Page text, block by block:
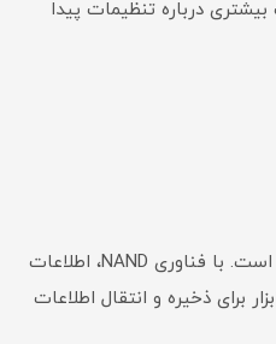
درباره تنظیمات پیدا
فلش مموری نوعی حافظه جانبی است. با فناوری NAND، اطلاعات
برای ذخیره و انتقال اطلاعات